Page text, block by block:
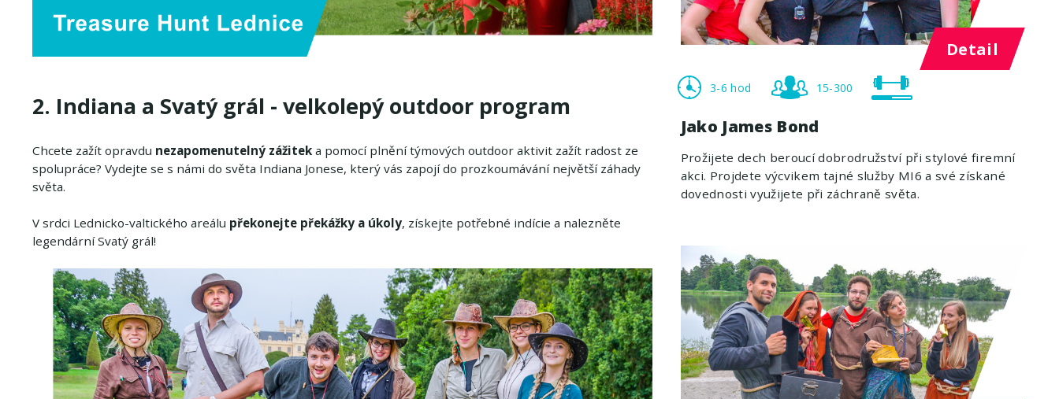
2. Indiana a Svatý grál - velkolepý outdoor program
Chcete zažít opravdu nezapomenutelný zážiteka pomocí plnění týmových outdoor aktivit zažít radost ze
spolupráce? Vydejte se s námi do světa Indiana Jonese, který vás zapojí do prozkoumávání největší záhady
světa.
V srdci Lednicko-valtického areálu překonejte překážky a úkoly, získejte potřebné indície a nalezněte
legendární Svatý grál!
Detail
3-6 hod 15-300
Jako James Bond
Prožijete dech beroucí dobrodružství při stylové firemní
akci. Projdete výcvikem tajné služby MI6 a své získané
dovednosti využijete při záchraně světa.